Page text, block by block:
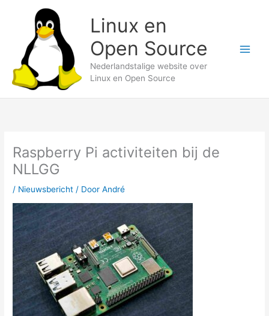
Linux en
Open Source
Nederlandstalige website over
Linux en Open Source
Raspberry Pi activiteiten bij de
NLLGG
/ Nieuwsbericht / DoorAndré